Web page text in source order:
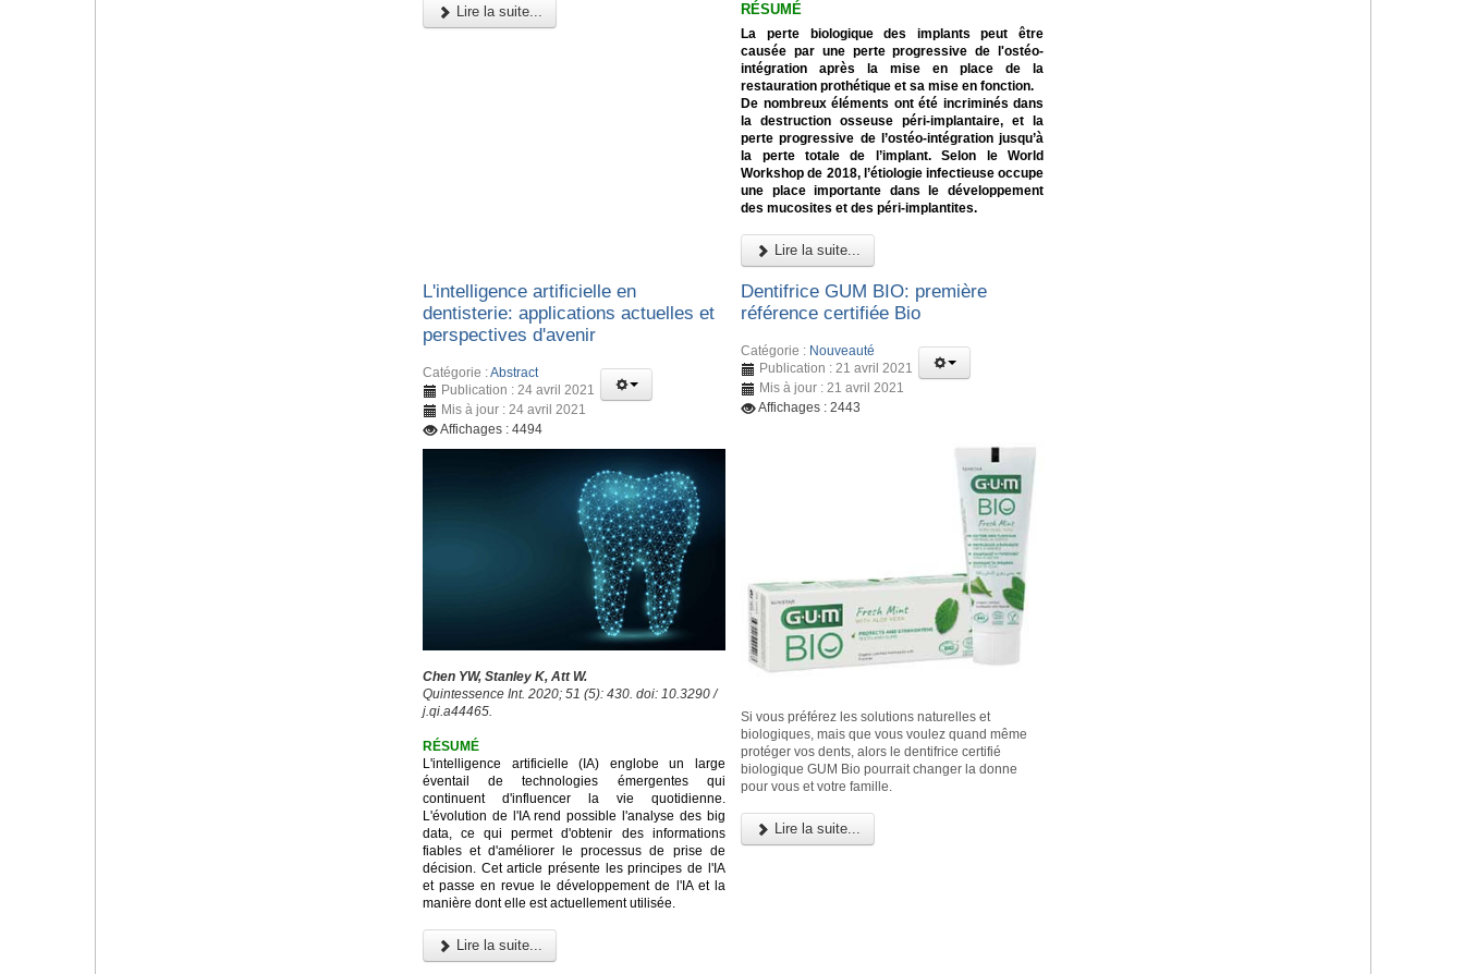
Lire la suite... RÉSUMÉ
La perte biologique des implants peut être
causée par une perte progressive de l'ostéo-
intégration après la mise en place de la
restauration prothétique et sa mise en fonction.
De nombreux éléments ont été incriminés dans
la destruction osseuse péri-implantaire, et la
perte progressive de l’ostéo-intégration jusqu’à
la perte totale de l’implant. Selon le World
Workshop de 2018, l’étiologie infectieuse occupe
une place importante dans le développement
des mucosites et des péri-implantites.
Lire la suite...
L'intelligence artificielle en
dentisterie: applications actuelles et
perspectives d'avenir
Catégorie :Abstract
Publication : 24 avril 2021
Mis à jour : 24 avril 2021
Affichages : 4494
Chen YW, Stanley K, Att W.
Quintessence Int. 2020; 51 (5): 430. doi: 10.3290 /
j.qi.a44465.
RÉSUMÉ
L'intelligence artificielle (IA) englobe un large
éventail de technologies émergentes qui
continuent d'influencer la vie quotidienne.
L'évolution de l'IA rend possible l'analyse des big
data, ce qui permet d'obtenir des informations
fiables et d'améliorer le processus de prise de
décision. Cet article présente les principes de l'IA
et passe en revue le développement de l'IA et la
manière dont elle est actuellement utilisée.
Lire la suite...
Dentifrice GUM BIO: première
référence certifiée Bio
Catégorie : Nouveauté
Publication : 21 avril 2021
Mis à jour : 21 avril 2021
Affichages : 2443
Si vous préférez les solutions naturelles et
biologiques, mais que vous voulez quand même
protéger vos dents, alors le dentifrice certifié
biologique GUM Bio pourrait changer la donne
pour vous et votre famille.
Lire la suite...